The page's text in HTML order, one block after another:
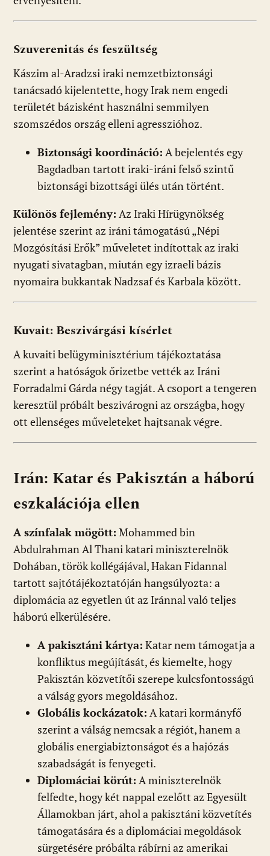
Szuverenitás és feszültség
Kászim al-Aradzsi iraki nemzetbiztonsági
tanácsadó kijelentette, hogy Irak nem engedi
területét bázisként használni semmilyen
szomszédos ország elleni agresszióhoz.
Biztonsági koordináció: A bejelentés egy
Bagdadban tartott iraki-iráni felső szintű
biztonsági bizottsági ülés után történt.
Különös fejlemény: Az Iraki Hírügynökség
jelentése szerint az iráni támogatású „Népi
Mozgósítási Erők” műveletet indítottak az iraki
nyugati sivatagban, miután egy izraeli bázis
nyomaira bukkantak Nadzsaf és Karbala között.
Kuvait: Beszivárgási kísérlet
A kuvaiti belügyminisztérium tájékoztatása
szerint a hatóságok őrizetbe vették az Iráni
Forradalmi Gárda négy tagját. A csoport a tengeren
keresztül próbált beszivárogni az országba, hogy
ott ellenséges műveleteket hajtsanak végre.
Irán: Katar és Pakisztán a háború
eszkalációja ellen
A színfalak mögött: Mohammed bin
Abdulrahman Al Thani katari miniszterelnök
Dohában, török kollégájával, Hakan Fidannal
tartott sajtótájékoztatóján hangsúlyozta: a
diplomácia az egyetlen út az Iránnal való teljes
háború elkerülésére.
A pakisztáni kártya: Katar nem támogatja a
konfliktus megújítását, és kiemelte, hogy
Pakisztán közvetítői szerepe kulcsfontosságú
a válság gyors megoldásához.
Globális kockázatok: A katari kormányfő
szerint a válság nemcsak a régiót, hanem a
globális energiabiztonságot és a hajózás
szabadságát is fenyegeti.
Diplomáciai körút: A miniszterelnök
felfedte, hogy két nappal ezelőtt az Egyesült
Államokban járt, ahol a pakisztáni közvetítés
támogatására és a diplomáciai megoldások
sürgetésére próbálta rábírni az amerikai